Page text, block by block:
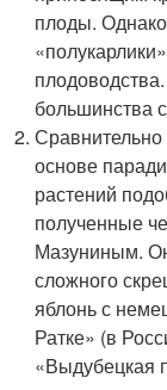
плоды.
большинства
основе
растений
полученные
Мазуниным.
сложного
яблонь с
Ратке» (в
«Выдубецкая